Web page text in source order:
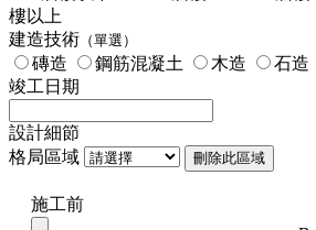
樓以上
建造技術 （單選）
磚造 鋼筋混凝土 木造 石造
竣工日期
設計細節
格局區域
刪除此區域
施工前